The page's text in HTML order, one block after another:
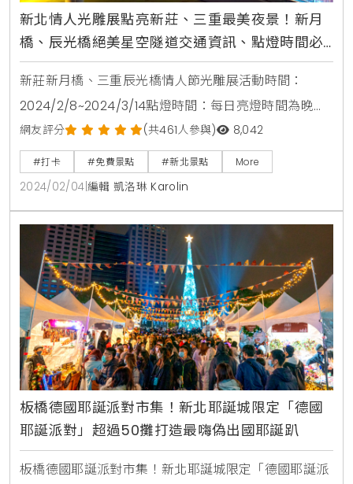
新北情人光雕展點亮新莊、三重最美夜景！新月
橋、辰光橋絕美星空隧道交通資訊、點燈時間必
看
新莊新月橋、三重辰光橋情人節光雕展活動時間：
2024/2/8~2024/3/14點燈時間：每日亮燈時間為晚上
5點半至10點新月橋 交通資訊捷運：在新莊站下車步行
至新莊廟街。公車：搭乘台北客運307或310至板橋國中
站下車。自行開車：1、板橋：快速道路65號五股土城
線北上→下閘道接縣民大道一段→左轉台3線民權路→
直行接106縣道中正路→板橋國中→抵達新月橋。2、新
莊：快速道路65號五股土城線南下→左
網友評分 (共461人參與) 8,042
#打卡 #免費景點 #新北景點 More
2024/02/04 編輯 凱洛琳 Karolin
板橋德國耶誕派對市集！新北耶誕城限定「德國
耶誕派對」超過50攤打造最嗨偽出國耶誕趴
板橋德國耶誕派對市集！新北耶誕城限定「德國耶誕派